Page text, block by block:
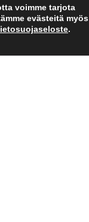
voimme tarjota
evästeitä myös
.